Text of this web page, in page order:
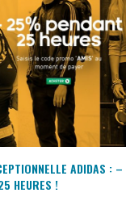
ADIDAS :
HEURES !